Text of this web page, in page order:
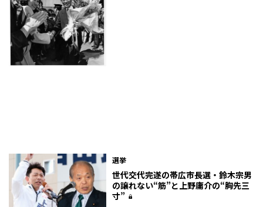
選挙
世代交代完遂の帯広市長選・鈴木宗男
の譲れない“筋”と上野庸介の“胸先三
寸”